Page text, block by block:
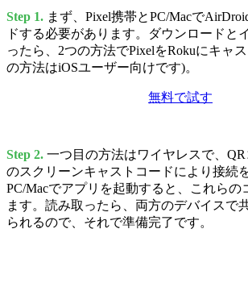
Step 1. まず、Pixel携帯とPC/Macで
ドする必要があります。ダウンロードと
ったら、2つの方法でPixelをRokuにキャ
の方法はiOSユーザー向けです)。
無料で試す
Step 2. 一つ目の方法はワイヤレスで、
のスクリーンキャストコードにより接続
PC/Macでアプリを起動すると、これらの
ます。読み取ったら、両方のデバイスで
られるので、それで準備完了です。